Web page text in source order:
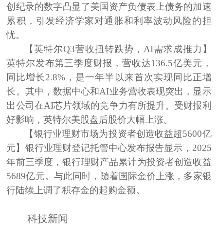
创纪录的数字凸显了美国资产负债表上债务的加速
累积，引发经济学家对通胀和利率波动风险的担
忧。
【英特尔Q3营收扭转跌势，AI需求成推力】
英特尔发布第三季度财报，营收达136.5亿美元，
同比增长2.8%，是一年半以来首次实现同比正增
长。其中，数据中心和AI业务营收表现突出，显示
出公司在AI芯片领域的竞争力有所提升。受财报利
好影响，英特尔美股盘后股价大幅上涨。
【银行业理财市场为投资者创造收益超5600亿
元】 银行业理财登记托管中心发布报告显示，2025
年前三季度，银行理财产品累计为投资者创造收益
5689亿元。与此同时，随着国际金价上涨，多家银
行陆续上调了积存金的起购金额。
科技新闻